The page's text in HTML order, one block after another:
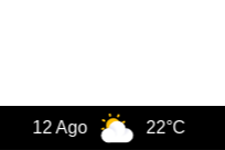
12 Ago 22°C